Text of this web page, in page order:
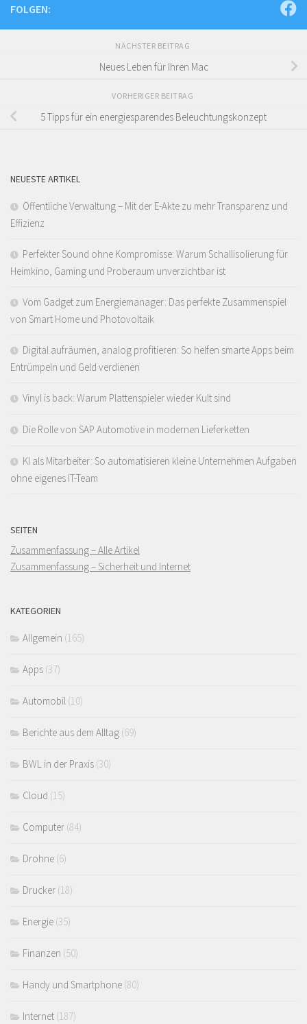
FOLGEN:
NÄCHSTER BEITRAG
Neues Leben für Ihren Mac
VORHERIGER BEITRAG
5 Tipps für ein energiesparendes Beleuchtungskonzept
NEUESTE ARTIKEL
Öffentliche Verwaltung – Mit der E-Akte zu mehr Transparenz und
Effizienz
Perfekter Sound ohne Kompromisse: Warum Schallisolierung für
Heimkino, Gaming und Proberaum unverzichtbar ist
Vom Gadget zum Energiemanager: Das perfekte Zusammenspiel
von Smart Home und Photovoltaik
Digital aufräumen, analog profitieren: So helfen smarte Apps beim
Entrümpeln und Geld verdienen
Vinyl is back: Warum Plattenspieler wieder Kult sind
Die Rolle von SAP Automotive in modernen Lieferketten
KI als Mitarbeiter: So automatisieren kleine Unternehmen Aufgaben
ohne eigenes IT-Team
SEITEN
Zusammenfassung – Alle Artikel
Zusammenfassung – Sicherheit und Internet
KATEGORIEN
Allgemein (165)
Apps (37)
Automobil (10)
Berichte aus dem Alltag (69)
BWL in der Praxis (30)
Cloud (15)
Computer (84)
Drohne (6)
Drucker (18)
Energie (35)
Finanzen (50)
Handy und Smartphone (80)
Internet (187)